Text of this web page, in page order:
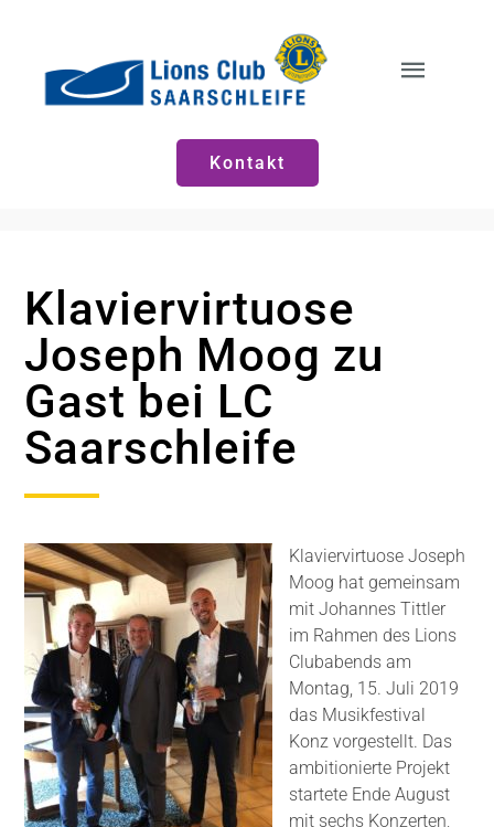
springen
Toggle
Vorstände
Kontakt
Klaviervirtuose
Joseph Moog zu
Gast bei LC
Saarschleife
Klaviervirtuose Joseph
Moog hat gemeinsam
mit Johannes Tittler
im Rahmen des Lions
Clubabends am
Montag, 15. Juli 2019
das Musikfestival
Konz vorgestellt. Das
ambitionierte Projekt
startete Ende August
mit sechs Konzerten,